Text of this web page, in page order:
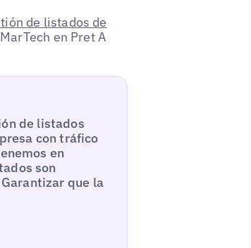
de listados de
en Pret A
de listados
con tráfico
en
son
que la